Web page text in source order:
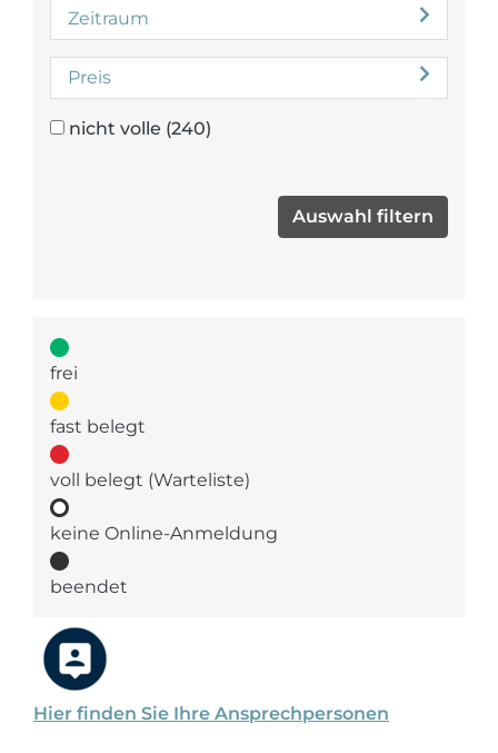
Hier finden Sie Ihre Ansprechpersonen
Zeitraum
Preis
nicht volle (240)
frei
fast belegt
voll belegt (Warteliste)
keine Online-Anmeldung
beendet